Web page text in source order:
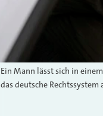
Ein Mann lässt sich in
das deutsche Rechtssystem